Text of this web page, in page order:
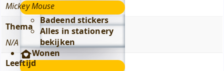
submenu
Badeend stickers
Alles in stationery
bekijken
Wonen
Mickey Mouse
Thema
N/A
Leeftijd